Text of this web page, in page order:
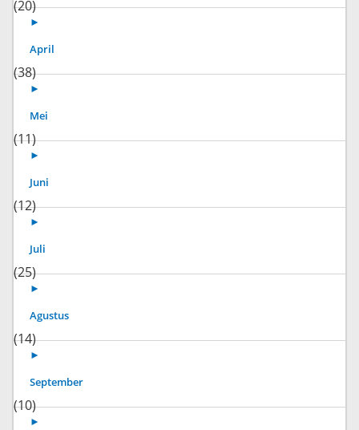
(20)
►
April
(38)
►
Mei
(11)
►
Juni
(12)
►
Juli
(25)
►
Agustus
(14)
►
September
(10)
►